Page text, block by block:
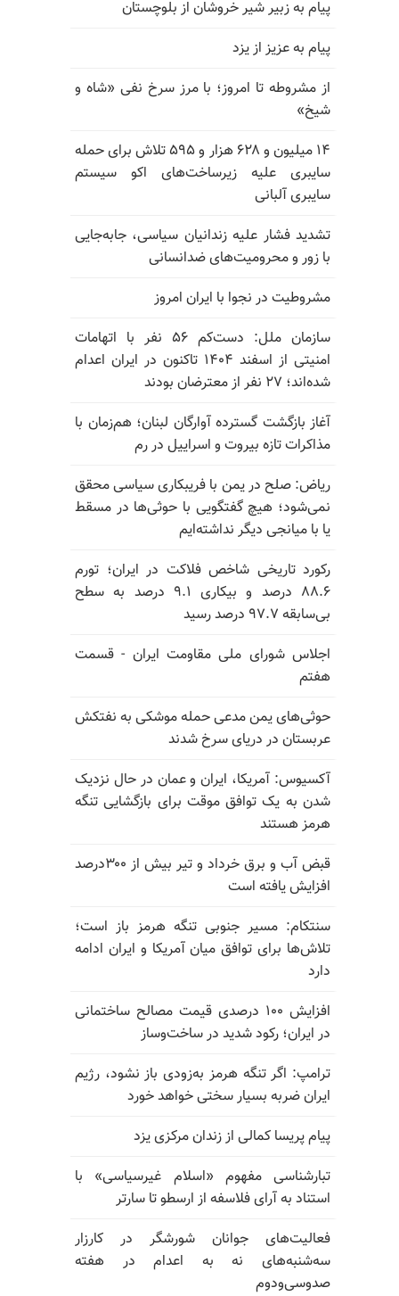
پیام به زبیر شیر خروشان از بلوچستان
پیام به عزیز از یزد
از مشروطه تا امروز؛ با مرز سرخ نفی «شاه و
شیخ»
۱۴ میلیون و ۶۲۸ هزار و ۵۹۵ تلاش برای حمله
سایبری علیه زیرساخت‌های اکو سیستم
سایبری آلبانی
تشدید فشار علیه زندانیان سیاسی، جابه‌جایی
با زور و محرومیت‌های ضدانسانی
مشروطیت در نجوا با ایران امروز
سازمان ملل: دست‌کم ۵۶ نفر با اتهامات
امنیتی از اسفند ۱۴۰۴ تاکنون در ایران اعدام
شده‌اند؛ ۲۷ نفر از معترضان بودند
آغاز بازگشت گسترده آوارگان لبنان؛ هم‌زمان با
مذاکرات تازه بیروت و اسراییل در رم
ریاض: صلح در یمن با فریبکاری سیاسی محقق
نمی‌شود؛ هیچ گفتگویی با حوثی‌ها در مسقط
یا با میانجی دیگر نداشته‌ایم
رکورد تاریخی شاخص فلاکت در ایران؛ تورم
۸۸.۶ درصد و بیکاری ۹.۱ درصد به سطح
بی‌سابقه ۹۷.۷ درصد رسید
اجلاس شورای ملی مقاومت ایران - قسمت
هفتم
حوثی‌های یمن مدعی حمله موشکی به نفتکش
عربستان در دریای سرخ شدند
آکسیوس: آمریکا، ایران و عمان در حال نزدیک
شدن به یک توافق موقت برای بازگشایی تنگه
هرمز هستند
قبض آب و برق خرداد و تیر بیش از ۳۰۰درصد
افزایش یافته است
سنتکام: مسیر جنوبی تنگه هرمز باز است؛
تلاش‌ها برای توافق میان آمریکا و ایران ادامه
دارد
افزایش ۱۰۰ درصدی قیمت مصالح ساختمانی
در ایران؛ رکود شدید در ساخت‌وساز
ترامپ: اگر تنگه هرمز به‌زودی باز نشود، رژیم
ایران ضربه بسیار سختی خواهد خورد
پیام پریسا کمالی از زندان مرکزی یزد
تبارشناسی مفهوم «اسلام غیرسیاسی» با
استناد به آرای فلاسفه از ارسطو تا سارتر
فعالیت‌های جوانان شورشگر در کارزار
سه‌شنبه‌های نه به اعدام در هفته
صدوسی‌و‌دوم